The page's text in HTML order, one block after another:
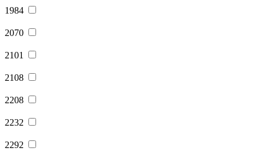
1984
2070
2101
2108
2208
2232
2292